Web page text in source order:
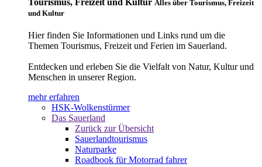
Tourismus, Freizeit und Kultur Alles über Tourismus, Freizeit
und Kultur
Hier finden Sie Informationen und Links rund um die
Themen Tourismus, Freizeit und Ferien im Sauerland.
Entdecken und erleben Sie die Vielfalt von Natur, Kultur und
Menschen in unserer Region.
mehr erfahren
HSK-Wolkenstürmer
Das Sauerland
Zurück zur Übersicht
Sauerlandtourismus
Naturparke
Roadbook für Motorrad fahrer